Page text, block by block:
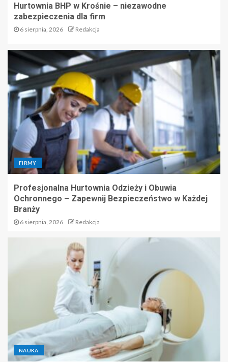
Hurtownia BHP w Krośnie – niezawodne
zabezpieczenia dla firm
6 sierpnia, 2026 Redakcja
FIRMY
Profesjonalna Hurtownia Odzieży i Obuwia
Ochronnego – Zapewnij Bezpieczeństwo w Każdej
Branży
6 sierpnia, 2026 Redakcja
NAUKA